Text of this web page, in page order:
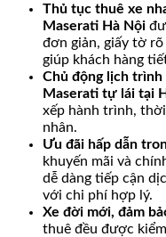
Thủ tục thuê xe
Maserati Hà Nội
đơn giản, giấy tờ
giúp khách hàng
Chủ động lịch trình
Maserati tự lái tại
xếp hành trình,
nhân.
Ưu đãi hấp dẫn
khuyến mãi và
dễ dàng tiếp cận
với chi phí hợp lý.
Xe đời mới, đảm
thuê đều được